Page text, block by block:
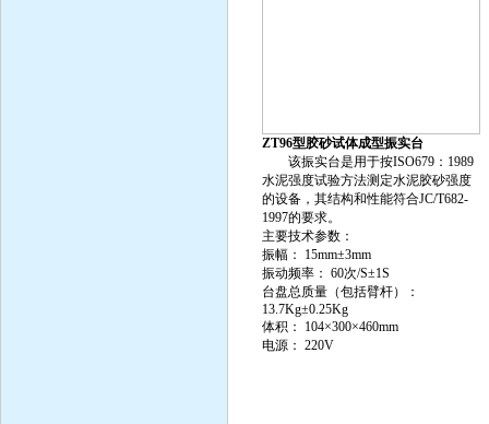
ZT96型胶砂试体成型振实台
该振实台是用于按ISO679：1989
水泥强度试验方法测定水泥胶砂强度
的设备，其结构和性能符合JC/T682-
1997的要求。
主要技术参数：
振幅： 15mm±3mm
振动频率： 60次/S±1S
台盘总质量（包括臂杆）：
13.7Kg±0.25Kg
体积： 104×300×460mm
电源： 220V